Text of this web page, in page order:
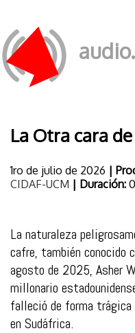
La Otra cara
1ro de julio de 2026 |
CIDAF-UCM | Duración:
La naturaleza
cafre, también conocido
agosto de 2025, Asher
millonario
falleció de forma trágica
en Sudáfrica.